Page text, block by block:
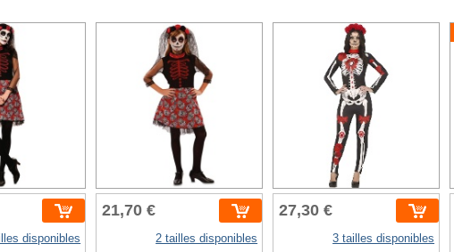
disponibles
21,70 €
2 tailles disponibles
27,30 €
3 tailles disponibles